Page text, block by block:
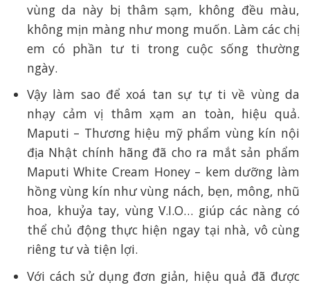
vùng da này bị thâm sạm, không đều màu,
không mịn màng như mong muốn. Làm các chị
em có phần tư ti trong cuộc sống thường
ngày.
Vậy làm sao để xoá tan sự tự ti về vùng da
nhạy cảm vị thâm xạm an toàn, hiệu quả.
Maputi – Thương hiệu mỹ phẩm vùng kín nội
địa Nhật chính hãng đã cho ra mắt sản phẩm
Maputi White Cream Honey – kem dưỡng làm
hồng vùng kín như vùng nách, bẹn, mông, nhũ
hoa, khuỷa tay, vùng V.I.O… giúp các nàng có
thể chủ động thực hiện ngay tại nhà, vô cùng
riêng tư và tiện lợi.
Với cách sử dụng đơn giản, hiệu quả đã được